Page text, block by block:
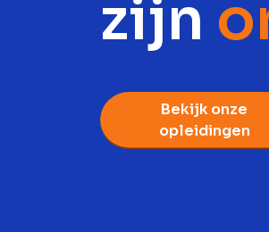
zijn
Bekijk onze
opleidingen